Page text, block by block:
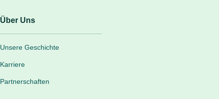
Über Uns
Unsere Geschichte
Karriere
Partnerschaften